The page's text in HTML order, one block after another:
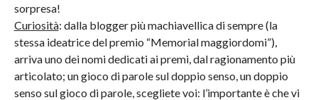
sorpresa!
Curiosità: dalla blogger più machiavellica di sempre (la
stessa ideatrice del premio “Memorial maggiordomi”),
arriva uno dei nomi dedicati ai premi, dal ragionamento più
articolato; un gioco di parole sul doppio senso, un doppio
senso sul gioco di parole, scegliete voi: l’importante è che vi